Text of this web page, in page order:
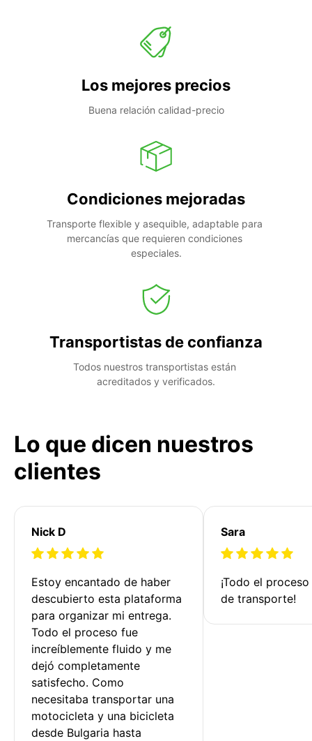
Los mejores precios
Buena relación calidad-precio
Condiciones mejoradas
Transporte flexible y asequible, adaptable para
mercancías que requieren condiciones
especiales.
Transportistas de confianza
Todos nuestros transportistas están
acreditados y verificados.
Lo que dicen nuestros
clientes
Nick D
Estoy encantado de haber
descubierto esta plataforma
para organizar mi entrega.
Todo el proceso fue
increíblemente fluido y me
dejó completamente
satisfecho. Como
necesitaba transportar una
motocicleta y una bicicleta
desde Bulgaria hasta
Sara
¡Todo el
de transporte!